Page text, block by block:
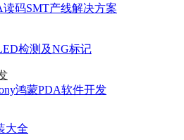
读码SMT产线解决方案
检测及NG标记
鸿蒙PDA软件开发
大全